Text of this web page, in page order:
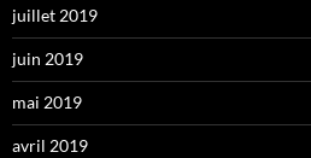
juillet 2019
juin 2019
mai 2019
avril 2019